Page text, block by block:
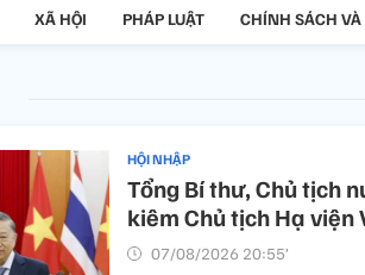
XÃ HỘI PHÁP LUẬT CHÍNH SÁCH VÀ
HỘI NHẬP
Tổng Bí thư, Chủ tịch
kiêm Chủ tịch Hạ viện
07/08/2026 20:55’